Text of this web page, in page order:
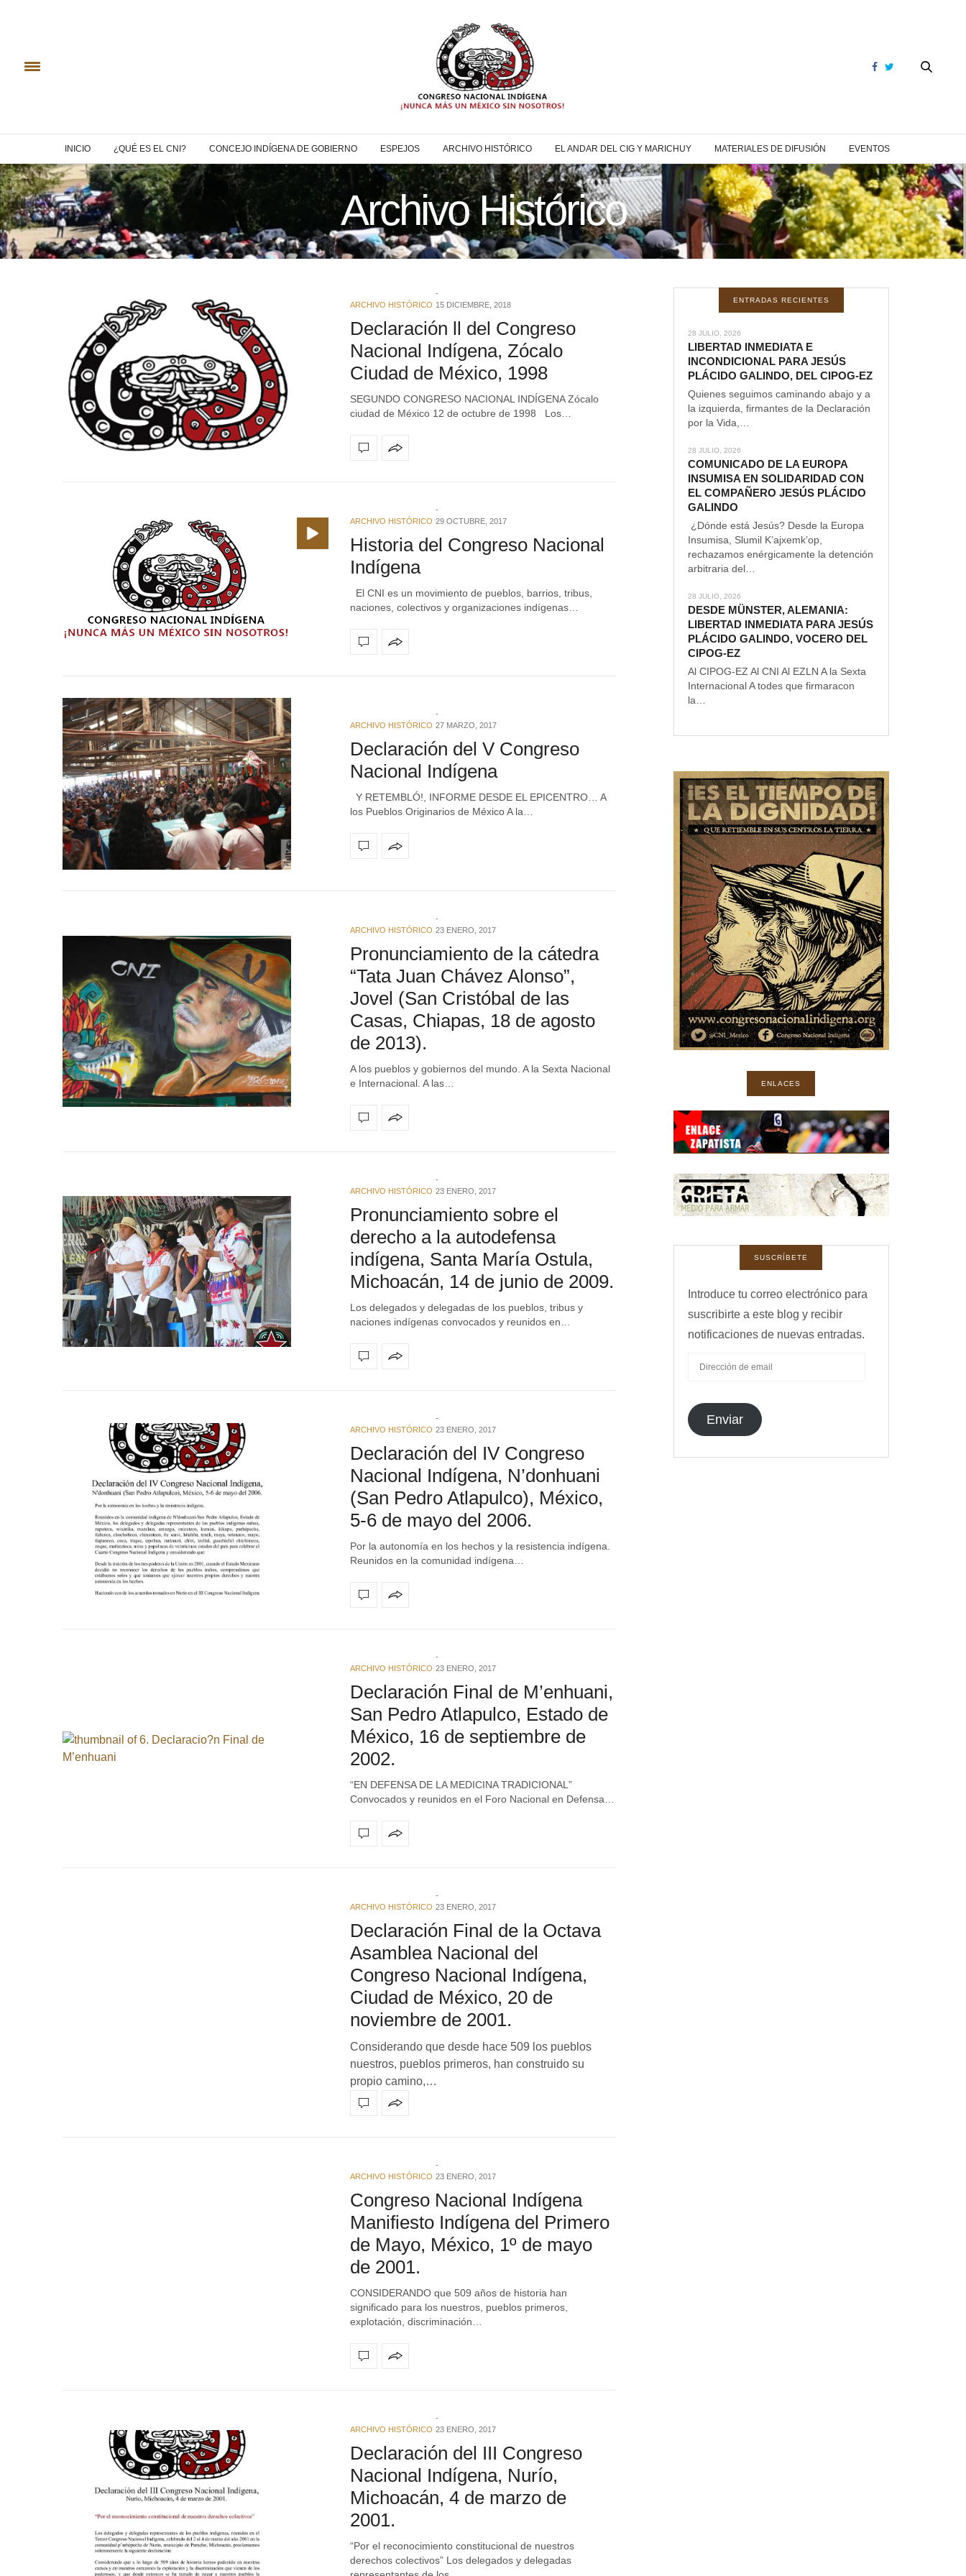
INICIO ¿QUÉ ES EL CNI? CONCEJO INDÍGENA DE GOBIERNO ESPEJOS ARCHIVO HISTÓRICO EL ANDAR DEL CIG Y MARICHUY MATERIALES DE DIFUSIÓN EVENTOS
Archivo Histórico
ARCHIVO HISTÓRICO 15 DICIEMBRE, 2018
Declaración ll del Congreso
Nacional Indígena, Zócalo
Ciudad de México, 1998
SEGUNDO CONGRESO NACIONAL INDÍGENA Zócalo
ciudad de México 12 de octubre de 1998 Los…
ARCHIVO HISTÓRICO 29 OCTUBRE, 2017
Historia del Congreso Nacional
Indígena
El CNI es un movimiento de pueblos, barrios, tribus,
naciones, colectivos y organizaciones indígenas…
ARCHIVO HISTÓRICO 27 MARZO, 2017
Declaración del V Congreso
Nacional Indígena
Y RETEMBLÓ!, INFORME DESDE EL EPICENTRO… A
los Pueblos Originarios de México A la…
ARCHIVO HISTÓRICO 23 ENERO, 2017
Pronunciamiento de la cátedra
“Tata Juan Chávez Alonso”,
Jovel (San Cristóbal de las
Casas, Chiapas, 18 de agosto
de 2013).
A los pueblos y gobiernos del mundo. A la Sexta Nacional
e Internacional. A las…
ARCHIVO HISTÓRICO 23 ENERO, 2017
Pronunciamiento sobre el
derecho a la autodefensa
indígena, Santa María Ostula,
Michoacán, 14 de junio de 2009.
Los delegados y delegadas de los pueblos, tribus y
naciones indígenas convocados y reunidos en…
ARCHIVO HISTÓRICO 23 ENERO, 2017
Declaración del IV Congreso
Nacional Indígena, N’donhuani
(San Pedro Atlapulco), México,
5-6 de mayo del 2006.
Por la autonomía en los hechos y la resistencia indígena.
Reunidos en la comunidad indígena…
ARCHIVO HISTÓRICO 23 ENERO, 2017
Declaración Final de M’enhuani,
San Pedro Atlapulco, Estado de
México, 16 de septiembre de
2002.
“EN DEFENSA DE LA MEDICINA TRADICIONAL”
Convocados y reunidos en el Foro Nacional en Defensa…
ARCHIVO HISTÓRICO 23 ENERO, 2017
Declaración Final de la Octava
Asamblea Nacional del
Congreso Nacional Indígena,
Ciudad de México, 20 de
noviembre de 2001.
Considerando que desde hace 509 los pueblos
nuestros, pueblos primeros, han construido su
propio camino,…
ARCHIVO HISTÓRICO 23 ENERO, 2017
Congreso Nacional Indígena
Manifiesto Indígena del Primero
de Mayo, México, 1º de mayo
de 2001.
CONSIDERANDO que 509 años de historia han
significado para los nuestros, pueblos primeros,
explotación, discriminación…
ARCHIVO HISTÓRICO 23 ENERO, 2017
Declaración del III Congreso
Nacional Indígena, Nurío,
Michoacán, 4 de marzo de
2001.
“Por el reconocimiento constitucional de nuestros
derechos colectivos” Los delegados y delegadas
ENTRADAS RECIENTES
28 JULIO, 2026
LIBERTAD INMEDIATA E
INCONDICIONAL PARA JESÚS
PLÁCIDO GALINDO, DEL CIPOG-EZ
Quienes seguimos caminando abajo y a
la izquierda, firmantes de la Declaración
por la Vida,…
28 JULIO, 2026
COMUNICADO DE LA EUROPA
INSUMISA EN SOLIDARIDAD CON
EL COMPAÑERO JESÚS PLÁCIDO
GALINDO
¿Dónde está Jesús? Desde la Europa
Insumisa, Slumil K’ajxemk’op,
rechazamos enérgicamente la detención
arbitraria del…
28 JULIO, 2026
DESDE MÜNSTER, ALEMANIA:
LIBERTAD INMEDIATA PARA JESÚS
PLÁCIDO GALINDO, VOCERO DEL
CIPOG-EZ
Al CIPOG-EZ Al CNI Al EZLN A la Sexta
Internacional A todes que firmaracon
la…
ENLACES
SUSCRÍBETE
Introduce tu correo electrónico para
suscribirte a este blog y recibir
notificaciones de nuevas entradas.
EMAIL
Enviar